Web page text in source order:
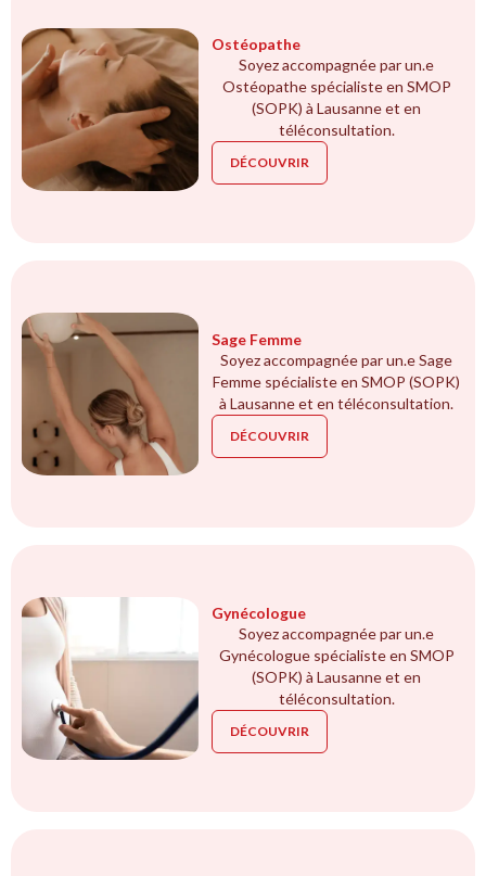
Ostéopathe
Soyez accompagnée par un.e
Ostéopathe spécialiste en SMOP
(SOPK) à Lausanne et en
téléconsultation.
DÉCOUVRIR
Sage Femme
Soyez accompagnée par un.e Sage
Femme spécialiste en SMOP (SOPK)
à Lausanne et en téléconsultation.
DÉCOUVRIR
Gynécologue
Soyez accompagnée par un.e
Gynécologue spécialiste en SMOP
(SOPK) à Lausanne et en
téléconsultation.
DÉCOUVRIR